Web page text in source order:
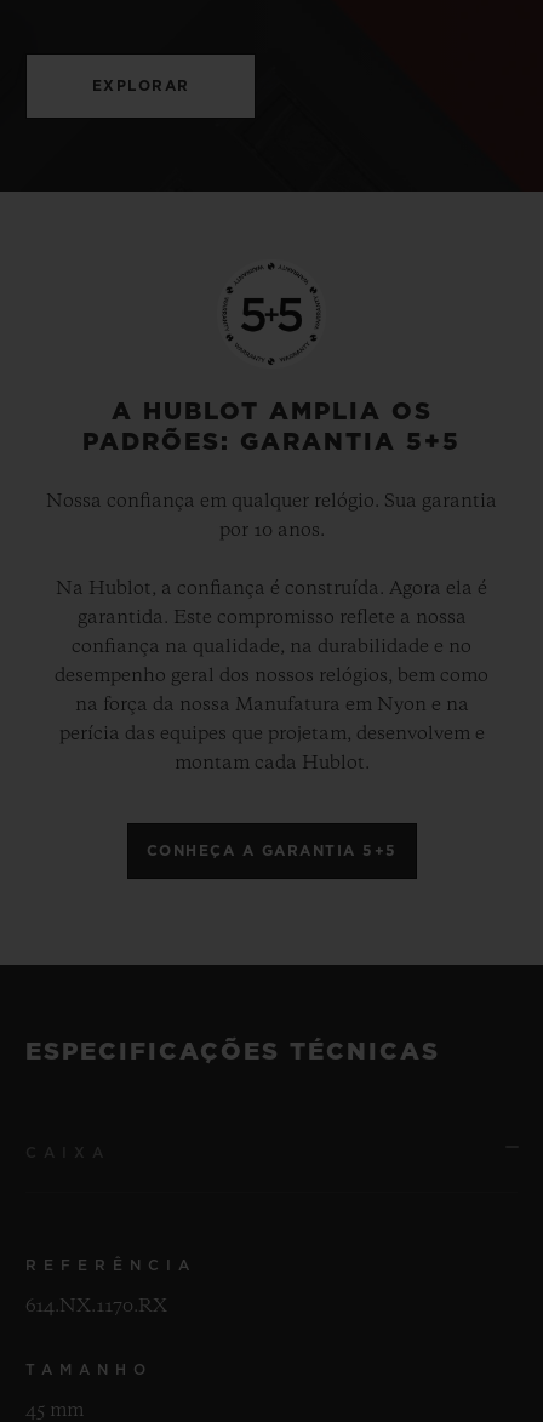
EXPLORAR
A HUBLOT AMPLIA OS
PADRÕES: GARANTIA 5+5
Nossa confiança em qualquer relógio. Sua garantia
por 10 anos.
Na Hublot, a confiança é construída. Agora ela é
garantida. Este compromisso reflete a nossa
confiança na qualidade, na durabilidade e no
desempenho geral dos nossos relógios, bem como
na força da nossa Manufatura em Nyon e na
perícia das equipes que projetam, desenvolvem e
montam cada Hublot.
CONHEÇA A GARANTIA 5+5
ESPECIFICAÇÕES TÉCNICAS
REFERÊNCIA
614.NX.1170.RX
TAMANHO
45 mm